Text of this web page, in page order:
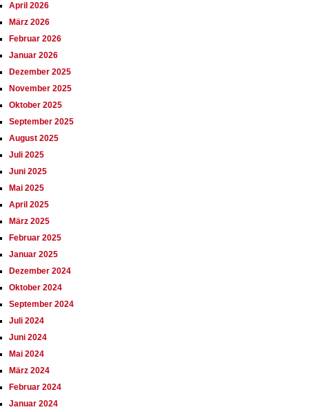
April 2026
März 2026
Februar 2026
Januar 2026
Dezember 2025
November 2025
Oktober 2025
September 2025
August 2025
Juli 2025
Juni 2025
Mai 2025
April 2025
März 2025
Februar 2025
Januar 2025
Dezember 2024
Oktober 2024
September 2024
Juli 2024
Juni 2024
Mai 2024
März 2024
Februar 2024
Januar 2024